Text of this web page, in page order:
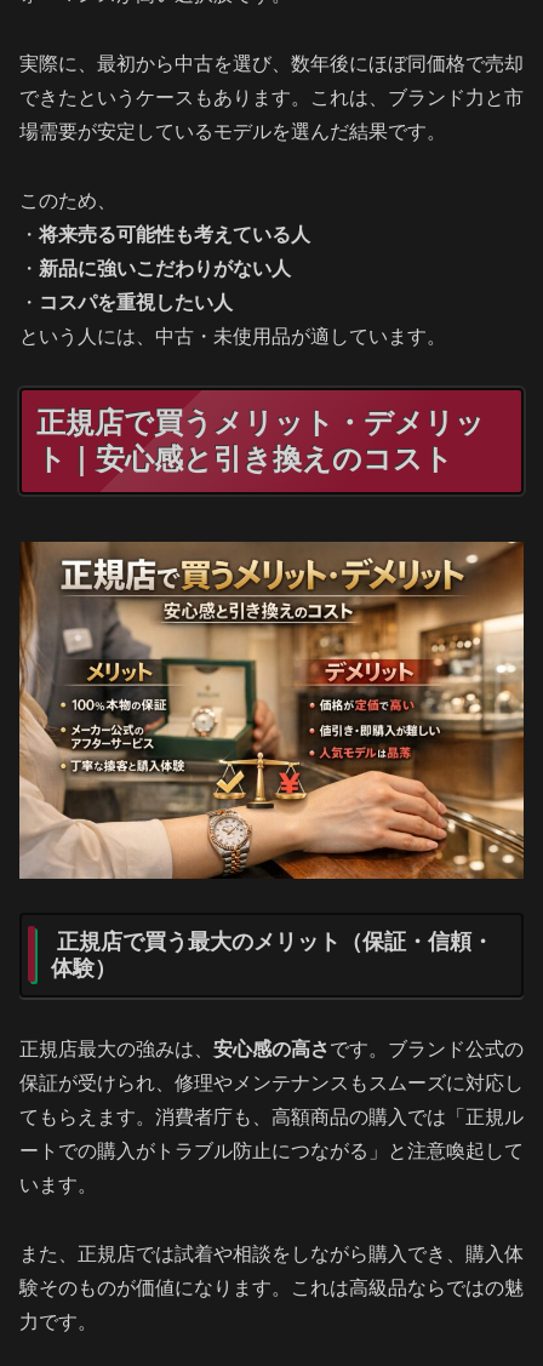
実際に、最初から中古を選び、数年後にほぼ同価格で売却
できたというケースもあります。これは、ブランド力と市
場需要が安定しているモデルを選んだ結果です。
このため、
・将来売る可能性も考えている人
・ 新品に強いこだわりがない人
・ コスパを重視したい人
という人には、中古・未使用品が適しています。
正規店で買うメリット・デメリッ
ト｜安心感と引き換えのコスト
正規店で買う最大のメリット（保証・信頼・
体験）
正規店最大の強みは、 安心感の高さです。ブランド公式の
保証が受けられ、修理やメンテナンスもスムーズに対応し
てもらえます。消費者庁も、高額商品の購入では「正規ル
ートでの購入がトラブル防止につながる」と注意喚起して
います。
また、正規店では試着や相談をしながら購入でき、購入体
験そのものが価値になります。これは高級品ならではの魅
力です。